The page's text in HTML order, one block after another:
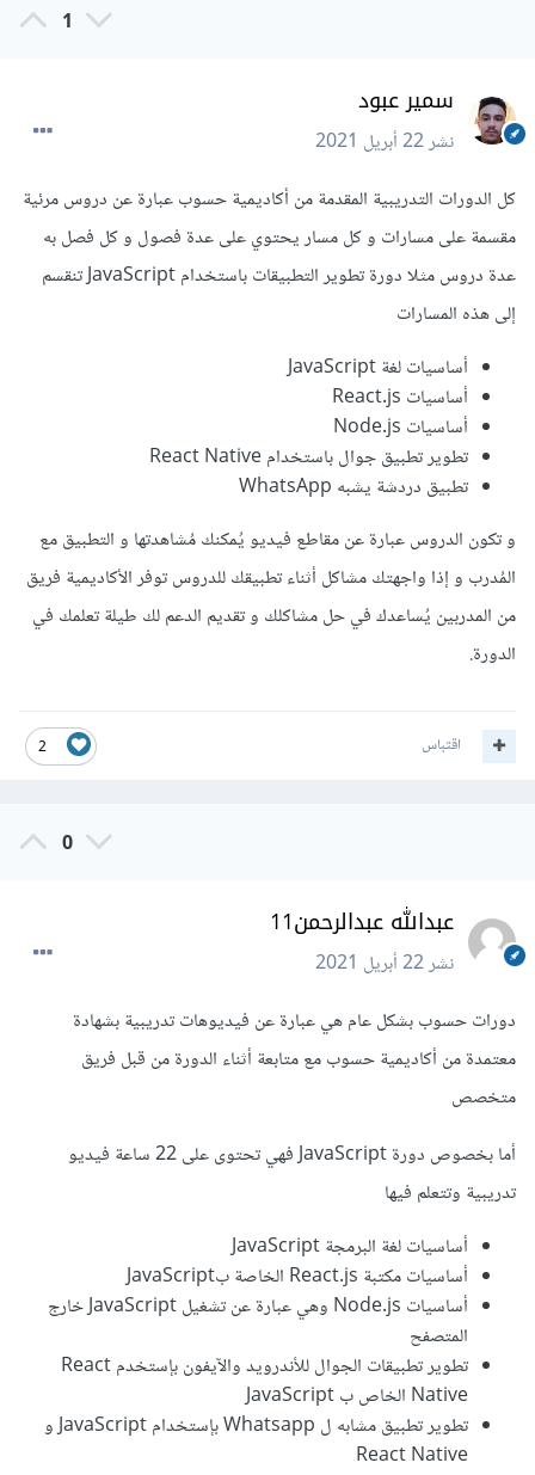
1
سمير عبود
نشر22 أبريل 2021
كل الدورات التدريبية المقدمة من أكاديمية حسوب عبارة عن دروس مرئية
مقسمة على مسارات و كل مسار يحتوي على عدة فصول و كل فصل به
عدة دروس مثلا دورة تطوير التطبيقات باستخدام JavaScript تنقسم
إلى هذه المسارات
أساسيات لغة JavaScript
أساسيات React.js
أساسيات Node.js
تطوير تطبيق جوال باستخدام React Native
تطبيق دردشة يشبه WhatsApp
و تكون الدروس عبارة عن مقاطع فيديو يُمكنك مُشاهدتها و التطبيق مع
المُدرب و إذا واجهتك مشاكل أثناء تطبيقك للدروس توفر الأكاديمية فريق
من المدربين يُساعدك في حل مشاكلك و تقديم الدعم لك طيلة تعلمك في
الدورة.
2 اقتباس
0
عبدالله عبدالرحمن11
نشر22 أبريل 2021
دورات حسوب بشكل عام هي عبارة عن فيديوهات تدريبية بشهادة
معتمدة من أكاديمية حسوب مع متابعة أثناء الدورة من قبل فريق
متخصص
أما بخصوص دورة JavaScript فهي تحتوى على 22 ساعة فيديو
تدريبية وتتعلم فيها
أساسيات لغة البرمجة JavaScript
أساسيات مكتبة React.js الخاصة بJavaScript
أساسيات Node.js وهي عبارة عن تشغيل JavaScript خارج
المتصفح
تطوير تطبيقات الجوال للأندرويد والآيفون بإستخدم React
Native الخاص ب JavaScript
تطوير تطبيق مشابه ل Whatsapp بإستخدام JavaScript و
React Native